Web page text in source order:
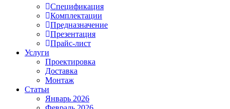
Спецификация
Комплектации
Предназначение
Презентация
Прайс-лист
Услуги
Проектировка
Доставка
Монтаж
Статьи
Январь 2026